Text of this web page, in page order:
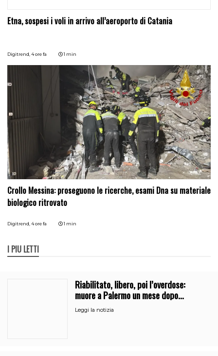
Etna, sospesi i voli in arrivo all’aeroporto di Catania
Digitrend, 4 ore fa 1 min
Crollo Messina: proseguono le ricerche, esami Dna su materiale
biologico ritrovato
Digitrend, 4 ore fa 1 min
I PIÙ LETTI
Riabilitato, libero, poi l’overdose:
muore a Palermo un mese dopo
l’uscita dalla comunità
Leggi la notizia